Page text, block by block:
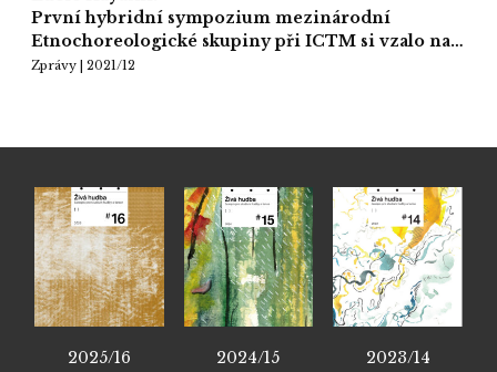
První hybridní sympozium mezinárodní
Etnochoreologické skupiny při ICTM si vzalo na…
Zprávy | 2021/12
2025/16 2024/15 2023/14